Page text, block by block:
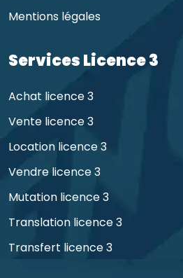
Mentions légales
Services Licence 3
Achat licence 3
Vente licence 3
Location licence 3
Vendre licence 3
Mutation licence 3
Translation licence 3
Transfert licence 3